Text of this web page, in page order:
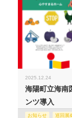
2025.12.24
海陽町立海南
ンツ導入
お知らせ 巡回展